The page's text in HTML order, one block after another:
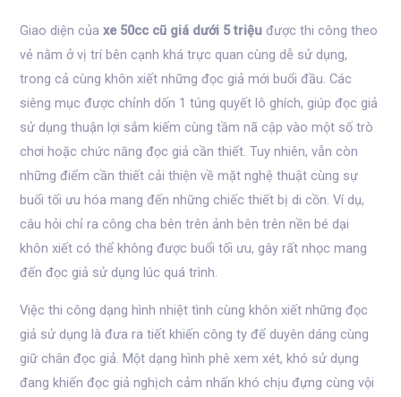
Giao diện củaxe 50cc cũ giá dưới 5 triệu được thi công theo
vẻ nằm ở vị trí bên cạnh khá trực quan cùng dễ sử dụng,
trong cả cùng khôn xiết những đọc giả mới buổi đầu. Các
siêng mục được chỉnh dốn 1 túng quyết lô ghích, giúp đọc giả
sử dụng thuận lợi sắm kiếm cùng tầm nã cập vào một số trò
chơi hoặc chức năng đọc giả cần thiết. Tuy nhiên, vẫn còn
những điểm cần thiết cải thiện về mặt nghệ thuật cùng sự
buổi tối ưu hóa mang đến những chiếc thiết bị di cồn. Ví dụ,
câu hỏi chỉ ra công cha bên trên ảnh bên trên nền bé dại
khôn xiết có thể không được buổi tối ưu, gây rất nhọc mang
đến đọc giả sử dụng lúc quá trình.
Việc thi công dạng hình nhiệt tình cùng khôn xiết những đọc
giả sử dụng là đưa ra tiết khiến công ty để duyên dáng cùng
giữ chân đọc giả. Một dạng hình phê xem xét, khó sử dụng
đang khiến đọc giả nghịch cảm nhấn khó chịu đựng cùng vội